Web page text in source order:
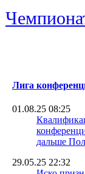
Лига
01.08.25 08:25
дальше
29.05.25 22:32